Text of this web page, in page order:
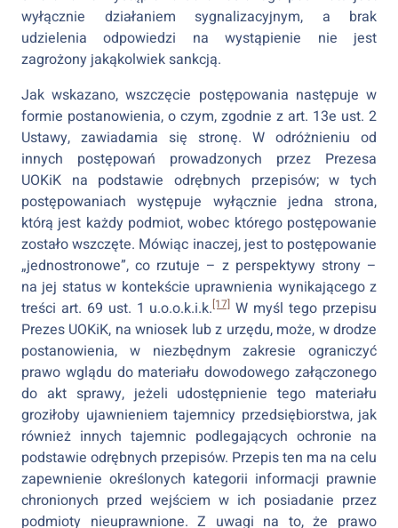
wyłącznie działaniem sygnalizacyjnym, a brak
udzielenia odpowiedzi na wystąpienie nie jest
zagrożony jakąkolwiek sankcją.
Jak wskazano, wszczęcie postępowania następuje w
formie postanowienia, o czym, zgodnie z art. 13e ust. 2
Ustawy, zawiadamia się stronę. W odróżnieniu od
innych postępowań prowadzonych przez Prezesa
UOKiK na podstawie odrębnych przepisów; w tych
postępowaniach występuje wyłącznie jedna strona,
którą jest każdy podmiot, wobec którego postępowanie
zostało wszczęte. Mówiąc inaczej, jest to postępowanie
„jednostronowe”, co rzutuje – z perspektywy strony –
na jej status w kontekście uprawnienia wynikającego z
treści art. 69 ust. 1 u.o.o.k.i.k.[17] W myśl tego przepisu
Prezes UOKiK, na wniosek lub z urzędu, może, w drodze
postanowienia, w niezbędnym zakresie ograniczyć
prawo wglądu do materiału dowodowego załączonego
do akt sprawy, jeżeli udostępnienie tego materiału
groziłoby ujawnieniem tajemnicy przedsiębiorstwa, jak
również innych tajemnic podlegających ochronie na
podstawie odrębnych przepisów. Przepis ten ma na celu
zapewnienie określonych kategorii informacji prawnie
chronionych przed wejściem w ich posiadanie przez
podmioty nieuprawnione. Z uwagi na to, że prawo